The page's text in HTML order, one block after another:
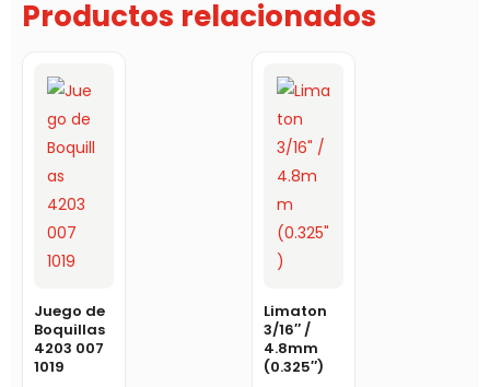
Productos relacionados
Juego de
Boquillas
4203 007
1019
Limaton
3/16″ /
4.8mm
(0.325″)